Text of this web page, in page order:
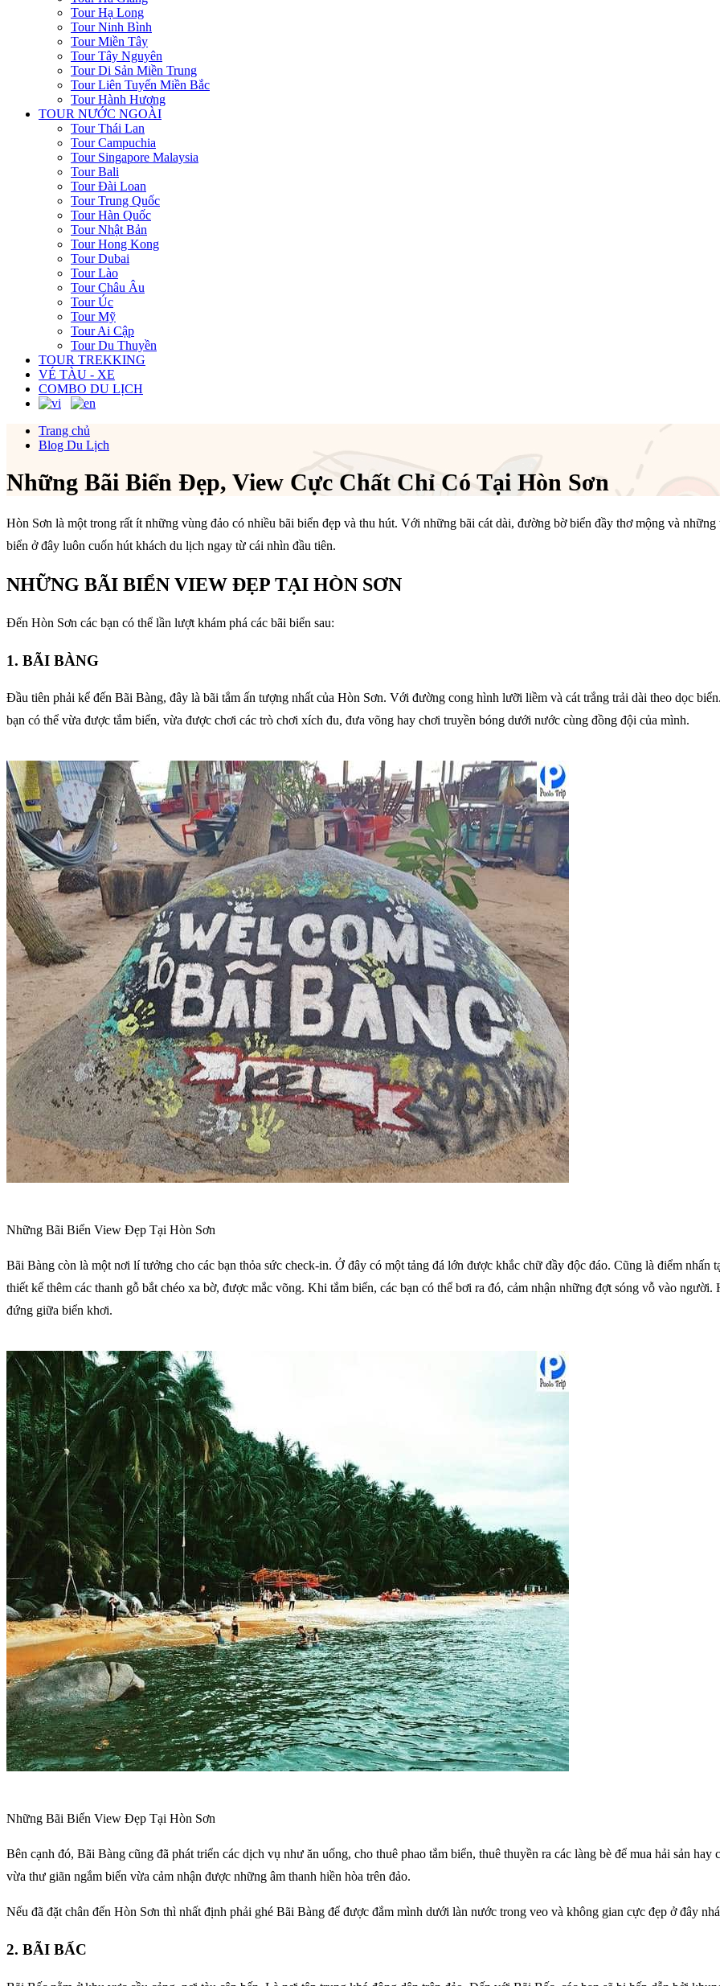
Tour Hạ Long
Tour Ninh Bình
Tour Miền Tây
Tour Tây Nguyên
Tour Di Sản Miền Trung
Tour Liên Tuyến Miền Bắc
Tour Hành Hương
TOUR NƯỚC NGOÀI
Tour Thái Lan
Tour Campuchia
Tour Singapore Malaysia
Tour Bali
Tour Đài Loan
Tour Trung Quốc
Tour Hàn Quốc
Tour Nhật Bản
Tour Hong Kong
Tour Dubai
Tour Lào
Tour Châu Âu
Tour Úc
Tour Mỹ
Tour Ai Cập
Tour Du Thuyền
TOUR TREKKING
VÉ TÀU - XE
COMBO DU LỊCH
Trang chủ
Blog Du Lịch
Những Bãi Biển Đẹp, View Cực Chất Chỉ Có Tại Hòn Sơn
Hòn Sơn là một trong rất ít những vùng đảo có nhiều bãi biển đẹp và thu hút. Với những bãi cát dài, đường bờ biển đầy thơ mộng và
biển ở đây luôn cuốn hút khách du lịch ngay từ cái nhìn đầu tiên.
NHỮNG BÃI BIỂN VIEW ĐẸP TẠI HÒN SƠN
Đến Hòn Sơn các bạn có thể lần lượt khám phá các bãi biển sau:
1. BÃI BÀNG
Đầu tiên phải kể đến Bãi Bàng, đây là bãi tắm ấn tượng nhất của Hòn Sơn. Với đường cong hình lưỡi liềm và cát trắng trải dài theo dọc
bạn có thể vừa được tắm biển, vừa được chơi các trò chơi xích đu, đưa võng hay chơi truyền bóng dưới nước cùng đồng đội của mình.
Những Bãi Biển View Đẹp Tại Hòn Sơn
Bãi Bàng còn là một nơi lí tưởng cho các bạn thỏa sức check-in. Ở đây có một tảng đá lớn được khắc chữ đầy độc đáo. Cũng là điểm
thiết kế thêm các thanh gỗ bắt chéo xa bờ, được mắc võng. Khi tắm biển, các bạn có thể bơi ra đó, cảm nhận những đợt sóng vỗ vào
đứng giữa biển khơi.
Những Bãi Biển View Đẹp Tại Hòn Sơn
Bên cạnh đó, Bãi Bàng cũng đã phát triển các dịch vụ như ăn uống, cho thuê phao tắm biển, thuê thuyền ra các làng bè để mua hải sản
vừa thư giãn ngắm biển vừa cảm nhận được những âm thanh hiền hòa trên đảo.
Nếu đã đặt chân đến Hòn Sơn thì nhất định phải ghé Bãi Bàng để được đắm mình dưới làn nước trong veo và không gian cực đẹp ở đây
2. BÃI BẤC